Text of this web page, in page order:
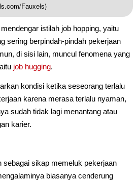
Fauxels)
istilah job hopping, yaitu
sering berpindah-pindah pekerjaan
di sisi lain, muncul fenomena yang
job hugging.
kondisi ketika seseorang terlalu
karena merasa terlalu nyaman,
sudah tidak lagi menantang atau
karier.
sebagai sikap memeluk pekerjaan
biasanya cenderung